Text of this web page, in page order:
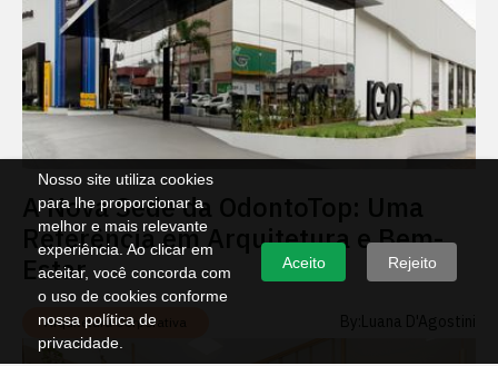
Nosso site utiliza cookies
para lhe proporcionar a
melhor e mais relevante
experiência. Ao clicar em
aceitar, você concorda com
o uso de cookies conforme
nossa política de
privacidade.
Aceito Rejeito
A Nova Sede da OdontoTop: Uma
Referência em Arquitetura e Bem-
Estar
Arquitetura Corporativa